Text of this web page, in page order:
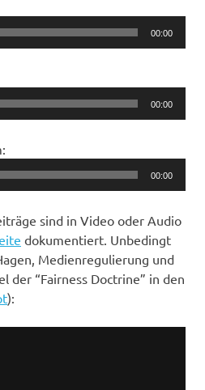
00:00
00:00
00:00
sind in Video oder Audio
dokumentiert. Unbedingt
Medienregulierung und
der “Fairness Doctrine” in den
):